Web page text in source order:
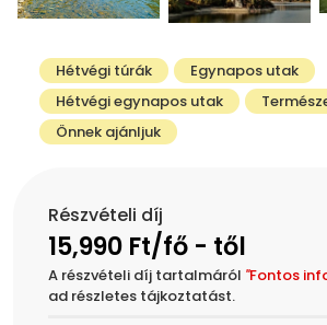
Hétvégi túrák
Egynapos utak
Hétvégi egynapos utak
Önnek ajánljuk
Részvételi díj
15,990 Ft/fő - től
A részvételi díj tartalmáról "Fontos
ad részletes tájkoztatást.